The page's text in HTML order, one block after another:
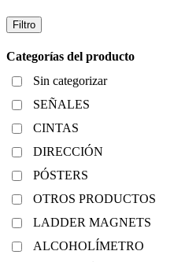
Filtro
Categorías del producto
Sin categorizar
SEÑALES
CINTAS
DIRECCIÓN
PÓSTERS
OTROS PRODUCTOS
LADDER MAGNETS
ALCOHOLÍMETRO